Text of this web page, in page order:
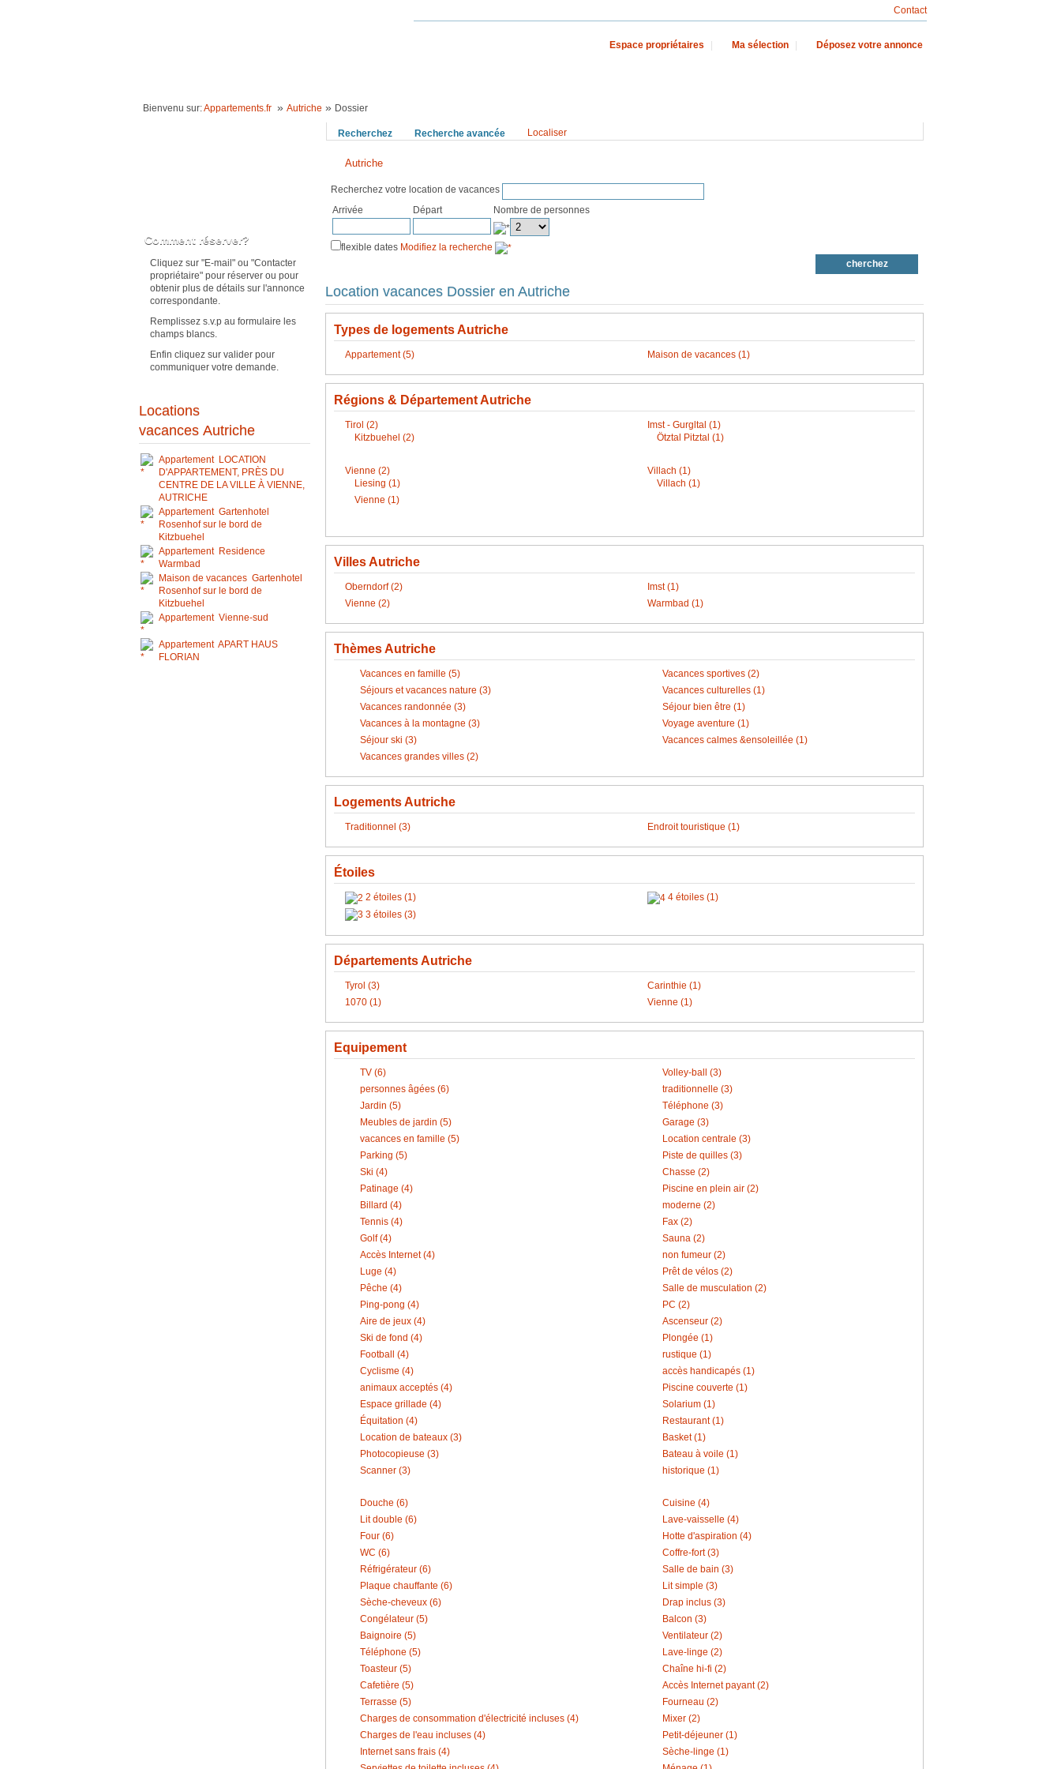
Contact
Espace propriétaires Ma sélection Déposez votre annonce
Bienvenu sur:Appartements.fr » Autriche » Dossier
Comment réserver?
Cliquez sur "E-mail" ou "Contacter
propriétaire" pour réserver ou pour
obtenir plus de détails sur l'annonce
correspondante.
Remplissez s.v.p au formulaire les
champs blancs.
Enfin cliquez sur valider pour
communiquer votre demande.
Locations
vacances Autriche
Appartement LOCATION
D'APPARTEMENT, PRÈS DU
CENTRE DE LA VILLE À VIENNE,
AUTRICHE
Appartement Gartenhotel
Rosenhof sur le bord de
Kitzbuehel
Appartement Residence
Warmbad
Maison de vacances Gartenhotel
Rosenhof sur le bord de
Kitzbuehel
Appartement Vienne-sud
Appartement APART HAUS
FLORIAN
Recherchez Recherche avancée Localiser
Autriche
Recherchez votre location de vacances
Arrivée
Départ Nombre de personnes
flexible dates Modifiez la recherche
Location vacances Dossier en Autriche
Types de logements Autriche
Appartement (5) Maison de vacances (1)
Régions & Département Autriche
Tirol (2)
Kitzbuehel (2)
Vienne (2)
Liesing (1)
Vienne (1)
Imst - Gurgltal (1)
Ötztal Pitztal (1)
Villach (1)
Villach (1)
Villes Autriche
Oberndorf (2)
Vienne (2)
Imst (1)
Warmbad (1)
Thèmes Autriche
Vacances en famille (5)
Séjours et vacances nature (3)
Vacances randonnée (3)
Vacances à la montagne (3)
Séjour ski (3)
Vacances grandes villes (2)
Vacances sportives (2)
Vacances culturelles (1)
Séjour bien être (1)
Voyage aventure (1)
Vacances calmes &ensoleillée (1)
Logements Autriche
Traditionnel (3) Endroit touristique (1)
Étoiles
2 étoiles (1)
3 étoiles (3)
4 étoiles (1)
Départements Autriche
Tyrol (3)
1070 (1)
Carinthie (1)
Vienne (1)
Equipement
TV (6)
personnes âgées (6)
Jardin (5)
Meubles de jardin (5)
vacances en famille (5)
Parking (5)
Ski (4)
Patinage (4)
Billard (4)
Tennis (4)
Golf (4)
Accès Internet (4)
Luge (4)
Pêche (4)
Ping-pong (4)
Aire de jeux (4)
Ski de fond (4)
Football (4)
Cyclisme (4)
animaux acceptés (4)
Espace grillade (4)
Équitation (4)
Location de bateaux (3)
Photocopieuse (3)
Scanner (3)
Volley-ball (3)
traditionnelle (3)
Téléphone (3)
Garage (3)
Location centrale (3)
Piste de quilles (3)
Chasse (2)
Piscine en plein air (2)
moderne (2)
Fax (2)
Sauna (2)
non fumeur (2)
Prêt de vélos (2)
Salle de musculation (2)
PC (2)
Ascenseur (2)
Plongée (1)
rustique (1)
accès handicapés (1)
Piscine couverte (1)
Solarium (1)
Restaurant (1)
Basket (1)
Bateau à voile (1)
historique (1)
Douche (6)
Lit double (6)
Four (6)
WC (6)
Réfrigérateur (6)
Plaque chauffante (6)
Sèche-cheveux (6)
Congélateur (5)
Baignoire (5)
Téléphone (5)
Toasteur (5)
Cafetière (5)
Terrasse (5)
Charges de consommation d'électricité incluses (4)
Charges de l'eau incluses (4)
Internet sans frais (4)
Cuisine (4)
Lave-vaisselle (4)
Hotte d'aspiration (4)
Coffre-fort (3)
Salle de bain (3)
Lit simple (3)
Drap inclus (3)
Balcon (3)
Ventilateur (2)
Lave-linge (2)
Chaîne hi-fi (2)
Accès Internet payant (2)
Fourneau (2)
Mixer (2)
Petit-déjeuner (1)
Sèche-linge (1)